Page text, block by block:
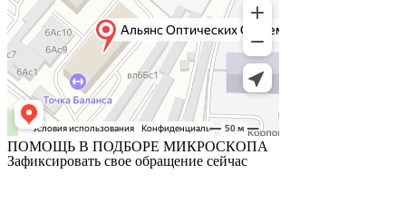
ПОМОЩЬ В ПОДБОРЕ МИКРОСКОПА
Зафиксировать свое обращение сейчас